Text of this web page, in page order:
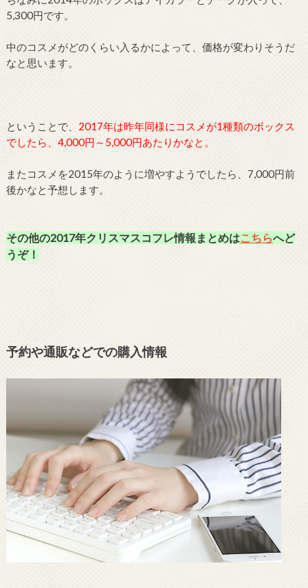
5,300円です。
中のコスメがどのくらい入るかによって、価格が変わりそうだ
なと思います。
ということで、 2017年は昨年同様にコスメが1種類のボックス
でしたら、4,000円～5,000円あたりかなと。
またコスメを2015年のように増やすようでしたら、7,000円前
後かなと予想します。
その他の2017年クリスマスコフレ情報まとめはこちらへど
うぞ！
予約や通販などでの購入情報